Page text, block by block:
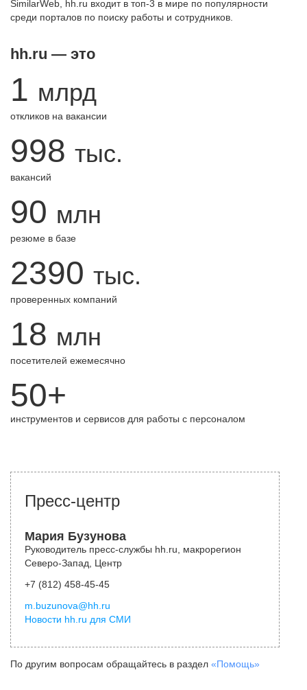
SimilarWeb, hh.ru входит в топ-3 в мире по популярности
среди порталов по поиску работы и сотрудников.
hh.ru — это
1 млрд
откликов на вакансии
998 тыс.
вакансий
90 млн
резюме в базе
2390 тыс.
проверенных компаний
18 млн
посетителей ежемесячно
50+
инструментов и сервисов для работы с персоналом
Пресс-центр
Мария Бузунова
Руководитель пресс-службы hh.ru, макрорегион
Северо-Запад, Центр
+7 (812) 458-45-45
m.buzunova@hh.ru
Новости hh.ru для СМИ
По другим вопросам обращайтесь в раздел «Помощь»